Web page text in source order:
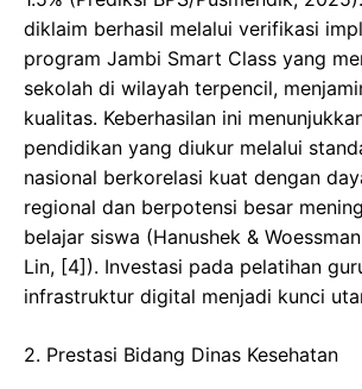
diklaim berhasil melalui verifikasi
program Jambi Smart Class yang
sekolah di wilayah terpencil,
kualitas. Keberhasilan ini
pendidikan yang diukur melalui
nasional berkorelasi kuat dengan
regional dan berpotensi besar
belajar siswa (Hanushek &
Lin, [4]). Investasi pada pelatihan
infrastruktur digital menjadi kunci
​2. Prestasi Bidang Dinas Kesehatan